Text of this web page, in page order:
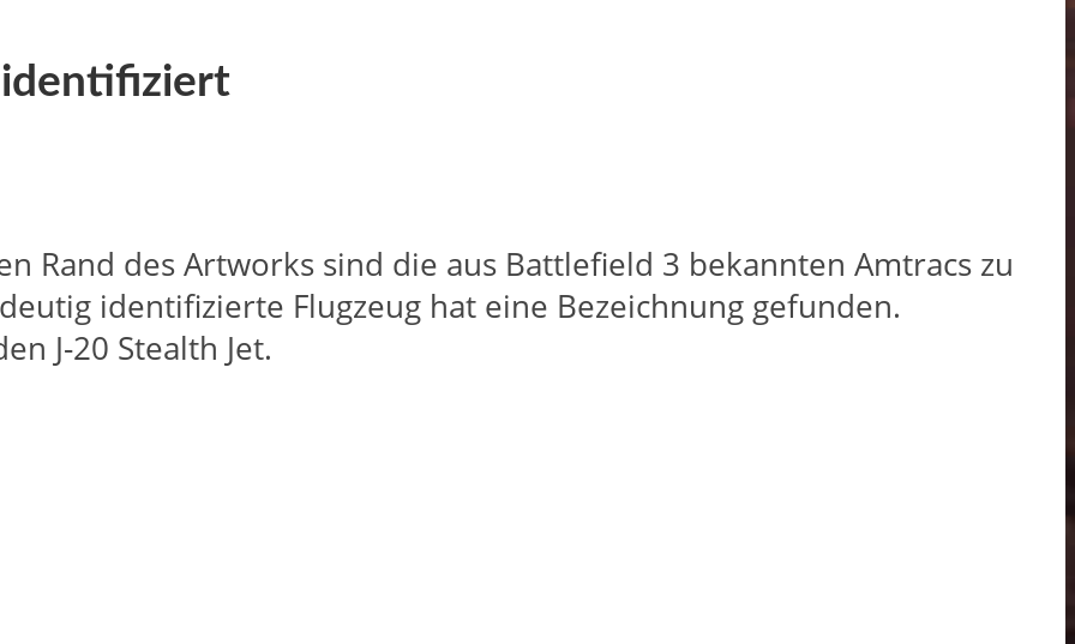
identifiziert
Rand des Artworks sind die aus Battlefield 3 bekannten Amtracs zu
identifizierte Flugzeug hat eine Bezeichnung gefunden.
J-20 Stealth Jet.